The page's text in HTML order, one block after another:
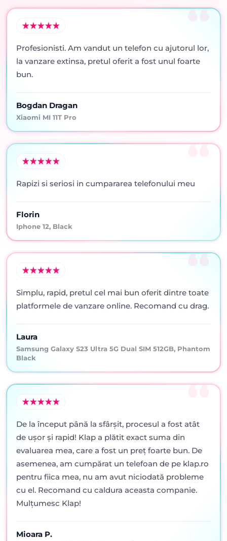
Profesionisti. Am vandut un telefon cu ajutorul lor,
la vanzare extinsa, pretul oferit a fost unul foarte
bun.
Bogdan Dragan
Xiaomi MI 11T Pro
Rapizi si seriosi in cumpararea telefonului meu
Florin
Iphone 12, Black
Simplu, rapid, pretul cel mai bun oferit dintre toate
platformele de vanzare online. Recomand cu drag.
Laura
Samsung Galaxy S23 Ultra 5G Dual SIM 512GB, Phantom
Black
De la început până la sfârșit, procesul a fost atât
de ușor și rapid! Klap a plătit exact suma din
evaluarea mea, care a fost un preț foarte bun. De
asemenea, am cumpărat un telefoan de pe klap.ro
pentru fiica mea, nu am avut niciodată probleme
cu el. Recomand cu caldura aceasta companie.
Mulțumesc Klap!
Mioara P.